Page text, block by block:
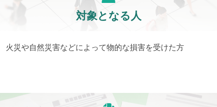
対象となる人
火災や自然災害などによって物的な損害を受けた方